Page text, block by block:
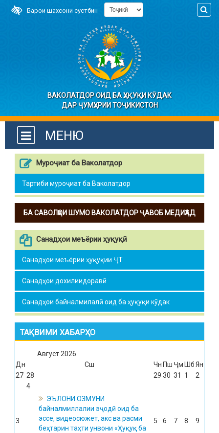
Барои шахсони сустбин
ВАКОЛАТДОР ОИД БА ҲУҚУҚИ КӮДАК
ДАР ҶУМҲУРИИ ТОҶИКИСТОН
МЕНЮ
Муроҷиат ба Ваколатдор
Тартиби муроҷиат ба Ваколатдор
БА САВОЛҲОИ ШУМО ВАКОЛАТДОР ҶАВОБ МЕДИҲАД
Санадҳои меъёрии ҳуқуқӣ
Санадҳои меъёрии ҳуқуқии ҶТ
Санадҳои дохилиидоравӣ
Санадҳои байналмилалӣ оид ба ҳуқуқи кӯдак
ТАҚВИМИ ХАБАРҲО
Август2026
Дн
Сш Чн Пш Ҷм ШбЯн
27 28 29 30 31 1 2
3
4
ЭЪЛОНИ ОЗМУНИ
байналмиллалии эҷодӣ оид ба
эссе, видеосюжет, акс ва расми
беҳтарин таҳти унвони «Ҳуқуқ ба
5 6 7 8 9